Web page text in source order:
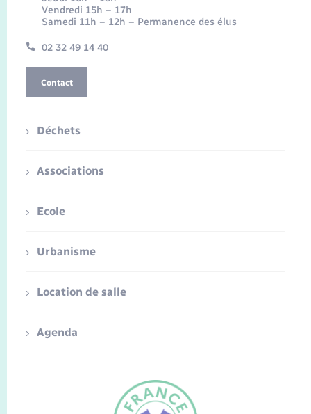
Vendredi 15h – 17h
Samedi 11h – 12h – Permanence des élus
02 32 49 14 40
Contact
Déchets
Associations
Ecole
Urbanisme
Location de salle
Agenda